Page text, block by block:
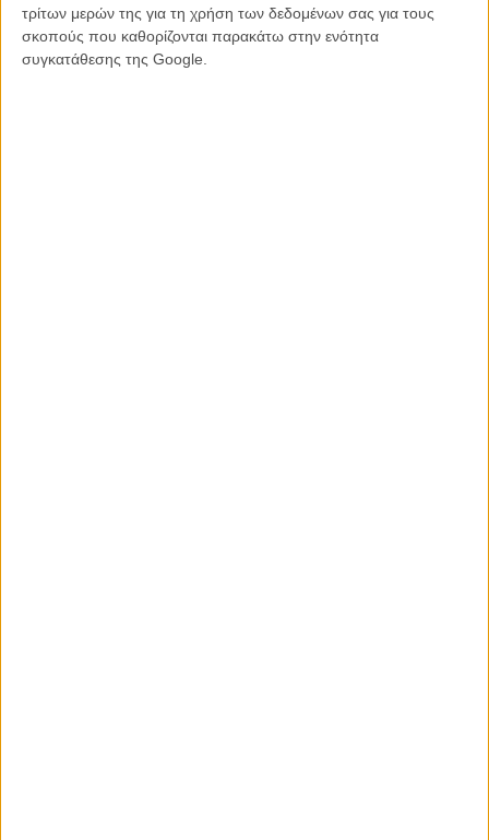
τρίτων μερών της για τη χρήση των δεδομένων σας για τους
σκοπούς που καθορίζονται παρακάτω στην ενότητα
συγκατάθεσης της Google.
Κούνια» λικνίζεται με τη βραδύτητα και το συμβατικό σκηνοθετικό
ύφος που θα ακουμπούσε πιο γερά σ’ ένα αστικό τηλεοπτικό κοινό.